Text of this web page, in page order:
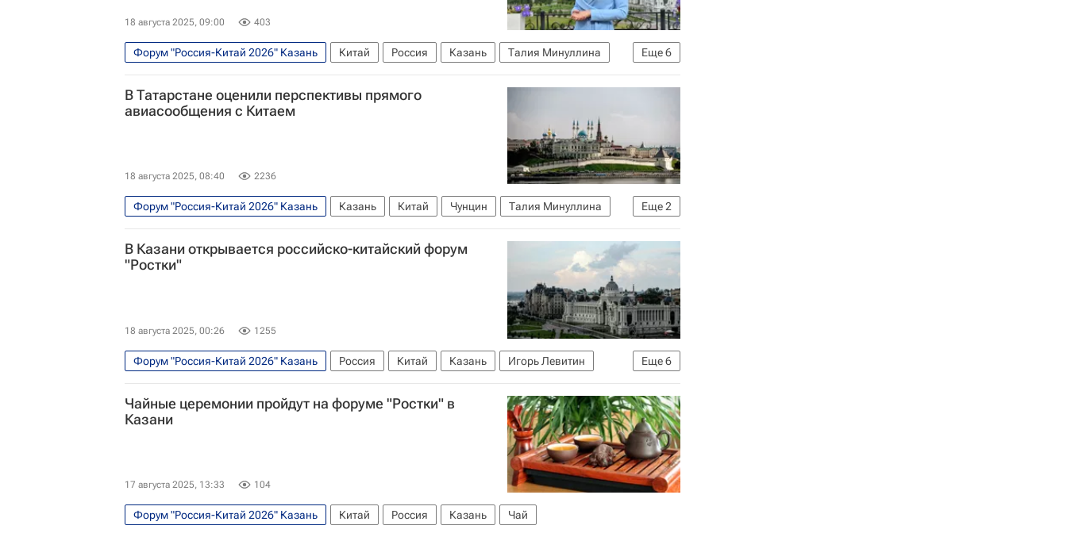
18 августа 2025, 09:00 403
Еще6
Форум "Россия-Китай 2026" Казань Китай Россия Казань
Талия Минуллина
Рустам Минниханов
Forbes WeChat А1 Weibo Интервью
В Татарстане оценили перспективы прямого
авиасообщения с Китаем
18 августа 2025, 08:40 2236
Еще2
Форум "Россия-Китай 2026" Казань Казань Китай Чунцин
Талия Минуллина
China Eastern Airlines
Аэрофлот
В Казани открывается российско-китайский форум
"Ростки"
18 августа 2025, 00:26 1255
Еще6
Форум "Россия-Китай 2026" Казань Россия Китай Казань
Игорь Левитин
Александр Бабаков
ШОС БРИКС Госдума РФ
Рустам Минниханов
Экономика
Чайные церемонии пройдут на форуме "Ростки" в
Казани
17 августа 2025, 13:33 104
Форум "Россия-Китай 2026" Казань Китай Россия Казань Чай